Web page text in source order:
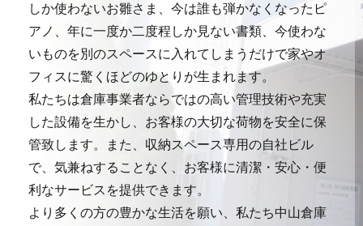
しか使わないお雛さま、今は誰も弾かなくなったピ
アノ、年に一度か二度程しか見ない書類、今使わな
いものを別のスペースに入れてしまうだけで家やオ
フィスに驚くほどのゆとりが生まれます。
私たちは倉庫事業者ならではの高い管理技術や充実
した設備を生かし、お客様の大切な荷物を安全に保
管致します。また、収納スペース専用の自社ビル
で、気兼ねすることなく、お客様に清潔・安心・便
利なサービスを提供できます。
より多くの方の豊かな生活を願い、私たち中山倉庫